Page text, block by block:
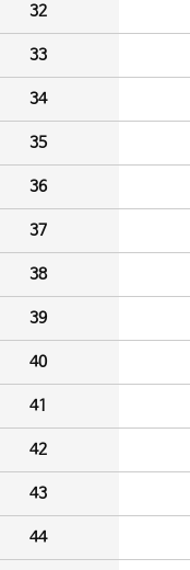
32
33
34
35
36
37
38
39
40
41
42
43
44